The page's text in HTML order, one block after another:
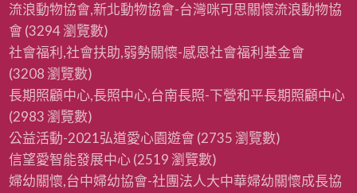
流浪動物協會,新北動物協會-台灣咪可思關懷流浪動物協
會 (3294 瀏覽數)
社會福利,社會扶助,弱勢關懷-感恩社會福利基金會
(3208 瀏覽數)
長期照顧中心,長照中心,台南長照-下營和平長期照顧中心
(2983 瀏覽數)
公益活動-2021弘道愛心園遊會 (2735 瀏覽數)
信望愛智能發展中心(2519 瀏覽數)
婦幼關懷,台中婦幼協會-社團法人大中華婦幼關懷成長協